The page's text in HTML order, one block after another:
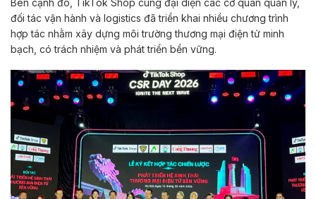
Bên cạnh đó, TikTok Shop cùng đại diện các cơ quan quản lý,
đối tác vận hành và logistics đã triển khai nhiều chương trình
hợp tác nhằm xây dựng môi trường thương mại điện tử minh
bạch, có trách nhiệm và phát triển bền vững.